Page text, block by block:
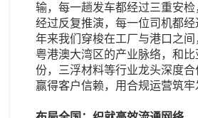
输，每一趟发车都经过三重安
经过反复推演，每一位司机都经
年来我们穿梭在工厂与港口之
粤港澳大湾区的产业脉络，和
份，三浮材料等行业龙头深度
赢得客户信赖，用合规运营筑牢